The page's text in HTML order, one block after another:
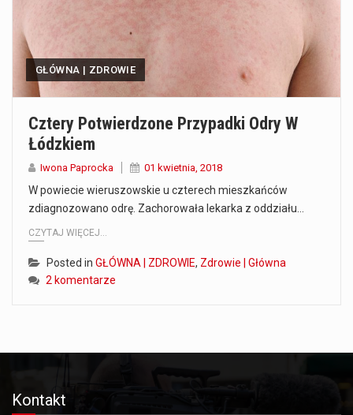
Czym były starożytne igrzyska olimpijskie w Grecji? Starożytne igrzyska olimpijskie odgrywały kluczową rolę w dziejach Grecji. Co cztery lata, w pięknej Olimpii, odbywały się te…
GŁÓWNA | ZDROWIE
Cztery Potwierdzone Przypadki Odry W
Łódzkiem
Iwona Paprocka 01 kwietnia, 2018
W powiecie wieruszowskie u czterech mieszkańców
zdiagnozowano odrę. Zachorowała lekarka z oddziału…
CZYTAJ WIĘCEJ...
Posted in GŁÓWNA | ZDROWIE, Zdrowie | Główna
2 komentarze
Kontakt